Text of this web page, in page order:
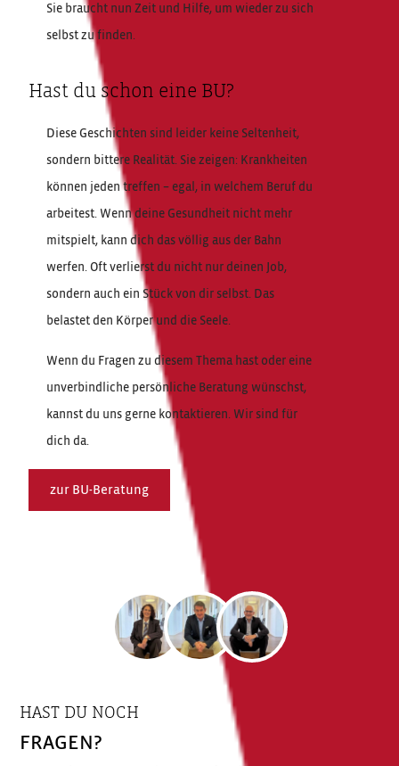
Sie braucht nun Zeit und Hilfe, um wieder zu sich
selbst zu finden.
Hast du schon eine BU?
Diese Geschichten sind leider keine Seltenheit,
sondern bittere Realität. Sie zeigen: Krankheiten
können jeden treffen – egal, in welchem Beruf du
arbeitest. Wenn deine Gesundheit nicht mehr
mitspielt, kann dich das völlig aus der Bahn
werfen. Oft verlierst du nicht nur deinen Job,
sondern auch ein Stück von dir selbst. Das
belastet den Körper und die Seele.
Wenn du Fragen zu diesem Thema hast oder eine
unverbindliche persönliche Beratung wünschst,
kannst du uns gerne kontaktieren. Wir sind für
dich da.
zur BU-Beratung
HAST DU NOCH
FRAGEN?